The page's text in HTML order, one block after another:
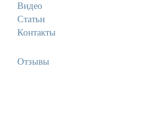
Видео
Статьи
Контакты
Отзывы